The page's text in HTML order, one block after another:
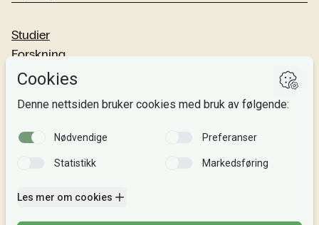
Studier
Forskning
Om oss
Si fra!
Følg oss